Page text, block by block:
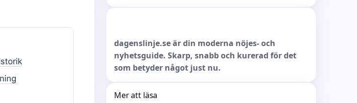
dagenslinje.se är din moderna nöjes- och
nyhetsguide. Skarp, snabb och kurerad för det
som betyder något just nu.
Mer att läsa